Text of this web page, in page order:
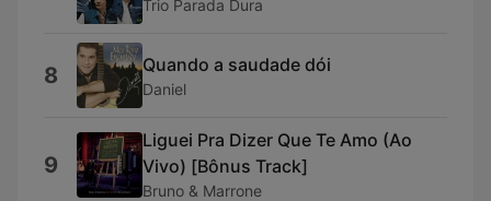
Trio Parada Dura
8 Quando a saudade dói
Daniel
9
Liguei Pra Dizer Que Te Amo (Ao
Vivo) [Bônus Track]
Bruno & Marrone